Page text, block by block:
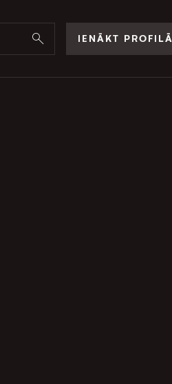
IENĀKT PROFILĀ